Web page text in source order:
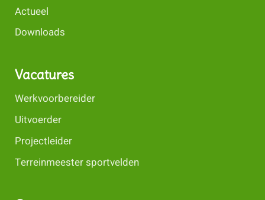
Actueel
Downloads
Vacatures
Werkvoorbereider
Uitvoerder
Projectleider
Terreinmeester sportvelden